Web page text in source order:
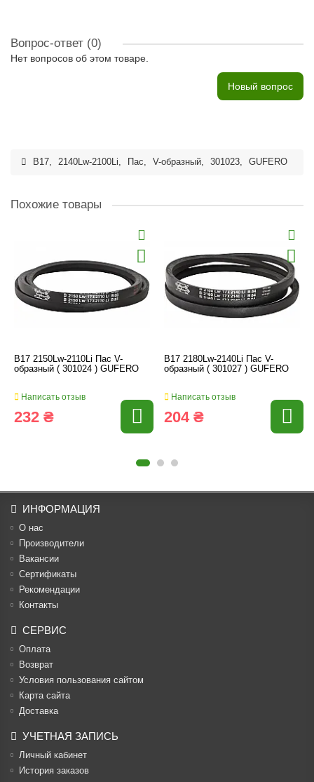
Вопрос-ответ (0)
Нет вопросов об этом товаре.
Новый вопрос
B17, 2140Lw-2100Li, Пас, V-образный, 301023, GUFERO
Похожие товары
B17 2150Lw-2110Li Пас V-
образный ( 301024 ) GUFERO
Написать отзыв
232 ₴
B17 2180Lw-2140Li Пас V-
образный ( 301027 ) GUFERO
Написать отзыв
204 ₴
ИНФОРМАЦИЯ
О нас
Производители
Вакансии
Cертификаты
Рекомендации
Контакты
СЕРВИС
Оплата
Возврат
Условия пользования сайтом
Карта сайта
Доставка
УЧЕТНАЯ ЗАПИСЬ
Личный кабинет
История заказов